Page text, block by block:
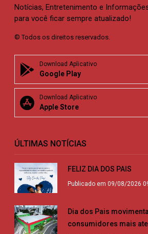
Notícias, Entretenimento e
para você ficar sempre atualizado!
© Todos os direitos reservados.
Download Aplicativo
Google Play
Download Aplicativo
Apple Store
ÚLTIMAS NOTÍCIAS
FELIZ DIA DOS PAIS
Publicado em 09/08/2026
Dia dos Pais
consumidores mais